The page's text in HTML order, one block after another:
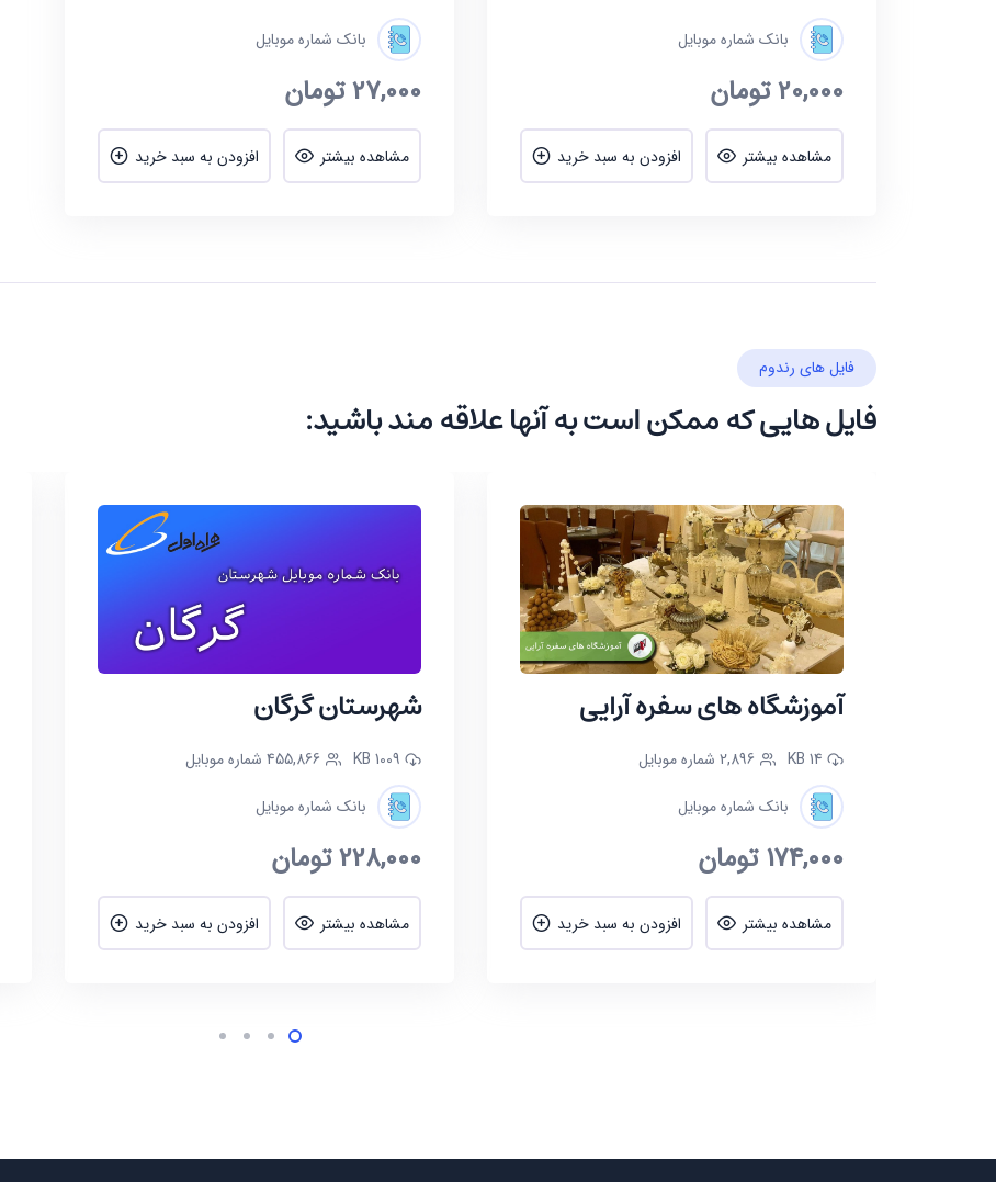
بانک شماره موبایل
20,000تومان
مشاهده بیشتر افزودن به سبد خرید
بانک شماره موبایل
27,000تومان
مشاهده بیشتر افزودن به سبد خرید
فایل های رندوم
فایل هایی که ممکن است به آنها علاقه مند باشید:
آموزشگاه های سفره آرایی
14 KB
2,896 شماره موبایل
بانک شماره موبایل
174,000تومان
مشاهده بیشتر افزودن به سبد خرید
شهرستان گرگان
1009 KB
455,866 شماره موبایل
بانک شماره موبایل
228,000تومان
مشاهده بیشتر افزودن به سبد خرید